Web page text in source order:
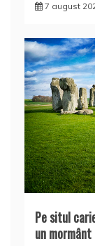
7 august
Pe situl
un mormânt